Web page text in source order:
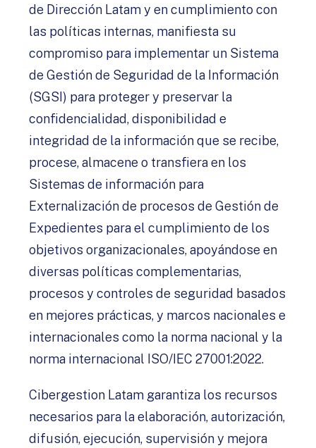
de Dirección Latam y en cumplimiento con
las políticas internas, manifiesta su
compromiso para implementar un Sistema
de Gestión de Seguridad de la Información
(SGSI) para proteger y preservar la
confidencialidad, disponibilidad e
integridad de la información que se recibe,
procese, almacene o transfiera en los
Sistemas de información para
Externalización de procesos de Gestión de
Expedientes para el cumplimiento de los
objetivos organizacionales, apoyándose en
diversas políticas complementarias,
procesos y controles de seguridad basados
en mejores prácticas, y marcos nacionales e
internacionales como la norma nacional y la
norma internacional ISO/IEC 27001:2022.
Cibergestion Latam garantiza los recursos
necesarios para la elaboración, autorización,
difusión, ejecución, supervisión y mejora